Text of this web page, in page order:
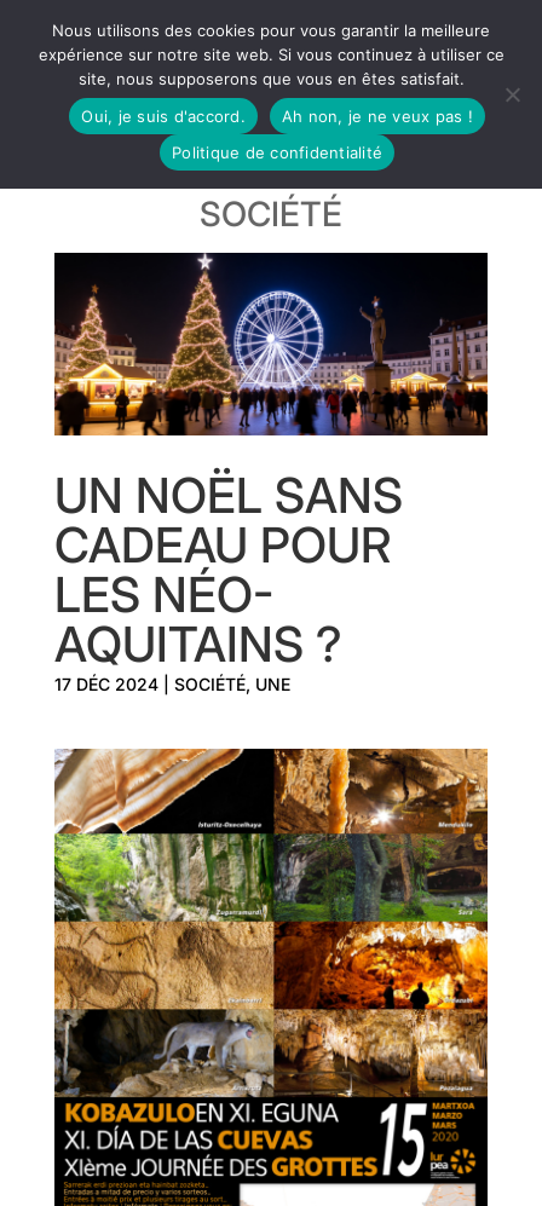
SOCIÉTÉ
UN NOËL SANS
CADEAU POUR
LES NÉO-
AQUITAINS ?
17 DÉC 2024| SOCIÉTÉ, UNE
Nous utilisons des cookies pour vous garantir la meilleure
expérience sur notre site web. Si vous continuez à utiliser ce
site, nous supposerons que vous en êtes satisfait.
Oui, je suis d'accord.
Ah non, je ne veux pas !
Politique de confidentialité